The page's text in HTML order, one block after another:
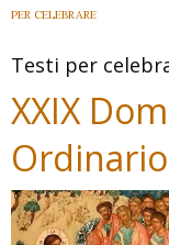
B
2024
PER CELEBRARE
Testi per
XXIX
Ordinario